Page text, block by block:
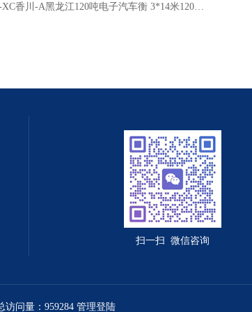
香川-A黑龙江120吨电子汽车衡 3*14米120吨电子地磅
扫一扫 微信咨询
问量：959284 管理登陆